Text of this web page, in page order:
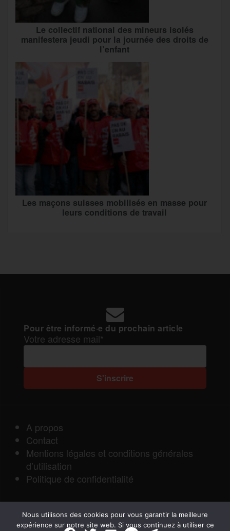
Le collectif national des mineurs isolés
manifestera jeudi pour la journée des droits de
l’enfant
Les maçons suisses mobilisés en masse pour
leurs conditions de travail
Pour être informé·e du prochain article
Votre adresse mail*
A propos
Contact
Mentions légales et conditions générales
d’utilisation
Politique de confidentialité
Nous utilisons des cookies pour vous garantir la meilleure
expérience sur notre site web. Si vous continuez à utiliser ce